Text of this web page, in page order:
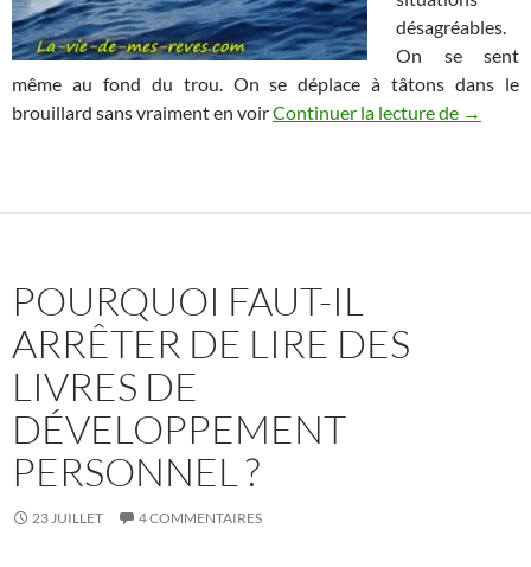
désagréables.
On se sent
même au fond du trou. On se déplace à tâtons dans le
brouillard sans vraiment en voirContinuer la lecture de 10
→
POURQUOI FAUT-IL
ARRÊTER DE LIRE DES
LIVRES DE
DÉVELOPPEMENT
PERSONNEL ?
23 JUILLET 4 COMMENTAIRES